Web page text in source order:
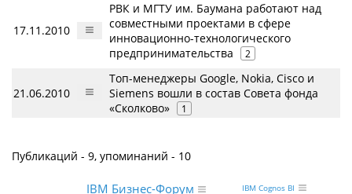
17.11.2010
РВК и МГТУ им. Баумана работают над
совместными проектами в сфере
инновационно-технологического
предпринимательства
2
21.06.2010
Топ-менеджеры Google, Nokia, Cisco и
Siemens вошли в состав Совета фонда
«Сколково»
1
Публикаций - 9, упоминаний - 10
IBM Бизнес-Форум IBM Cognos BI